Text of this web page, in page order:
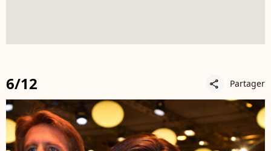
6/12 share Partager